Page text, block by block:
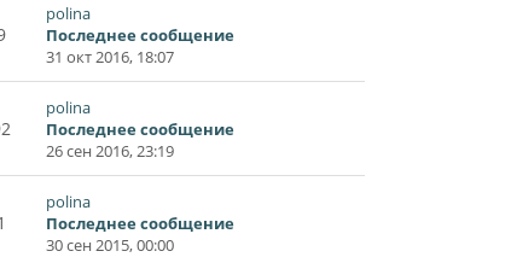
polina
Последнее сообщение
31 окт 2016, 18:07
polina
Последнее сообщение
26 сен 2016, 23:19
polina
Последнее сообщение
30 сен 2015, 00:00